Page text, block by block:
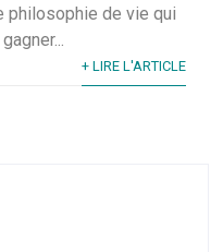
philosophie de vie qui
+ LIRE L'ARTICLE